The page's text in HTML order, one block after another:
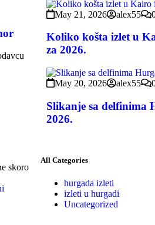
skoro
May 21, 2026 alex55
Koliko košta izlet u
za 2026.
May 20, 2026 alex55
Slikanje sa delfinima
2026.
All Categories
hurgada izleti
izleti u hurgadi
Uncategorized